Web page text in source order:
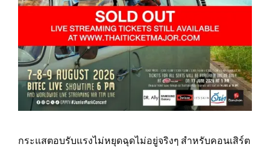
กระแสตอบรับแรงไม่หยุดฉุดไม่อยู่จริงๆ สำหรับคอนเสิร์ต